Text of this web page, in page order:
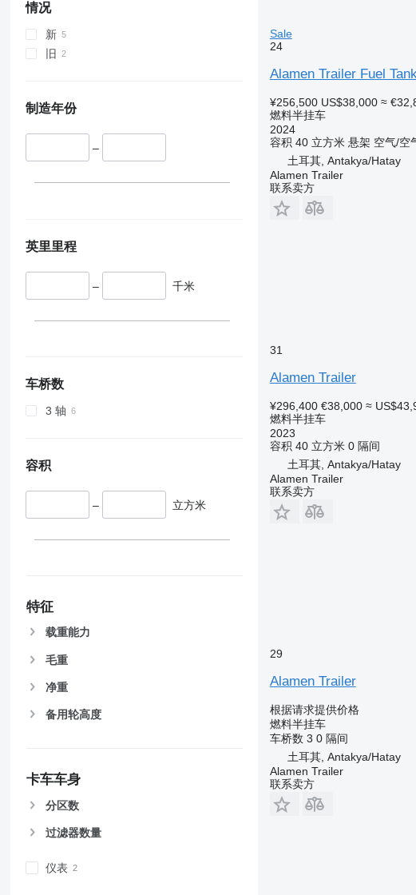
情况
新
旧
制造年份
–
英里里程
– 千米
车桥数
3 轴
容积
– 立方米
特征
载重能力
毛重
净重
备用轮高度
卡车车身
分区数
过滤器数量
仪表
Sale
24
Alamen Trailer Fuel
¥256,500 US$38,000 ≈
燃料半挂车
2024
容积 40 立方米 悬架 空气/空
土耳其, Antakya/Hatay
Alamen Trailer
联系卖方
31
Alamen Trailer
¥296,400 €38,000 ≈
燃料半挂车
2023
容积 40 立方米 0 隔间
土耳其, Antakya/Hatay
Alamen Trailer
联系卖方
29
Alamen Trailer
根据请求提供价格
燃料半挂车
车桥数 3 0 隔间
土耳其, Antakya/Hatay
Alamen Trailer
联系卖方